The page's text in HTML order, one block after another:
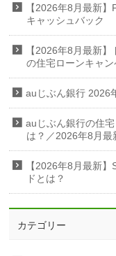
【2026年8月最新
キャッシュバック
【2026年8月最新
の住宅ローンキャ
auじぶん銀行 2026
auじぶん銀行の住
は？／2026年8月最
【2026年8月最新
ドとは？
カテゴリー